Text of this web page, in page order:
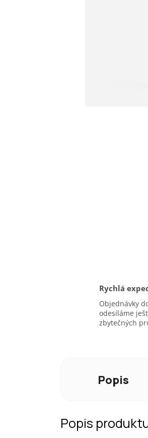
Rychlá
Objednávky
odesíláme
zbytečných
Popis
Popis